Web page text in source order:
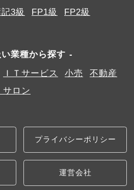
3級 FP1級 FP2級
業種から探す
ＩＴサービス 小売
不動産
サロン
プライバシーポリシー
運営会社